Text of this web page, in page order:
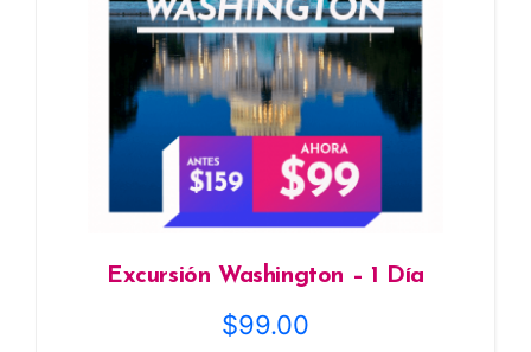
Excursión Washington – 1 Día
$99.00